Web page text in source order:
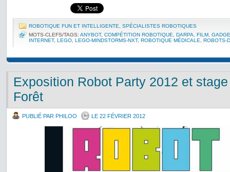
ROBOTIQUE FUN ET INTELLIGENTE
SPÉCIALISTES ROBOTIQUES
MOTS-CLEFS/TAGS: ANYBOT, COMPÉTITION ROBOTIQUE DARPA FILM
INTERNET, LEGO LEGO-MINDSTORMS-NXT, ROBOTIQUE MÉDICALE ROBOTS-
Exposition Robot Party 2012 et
Forêt
PUBLIÉ PAR PHILOO LE 22 FÉVRIER 2012